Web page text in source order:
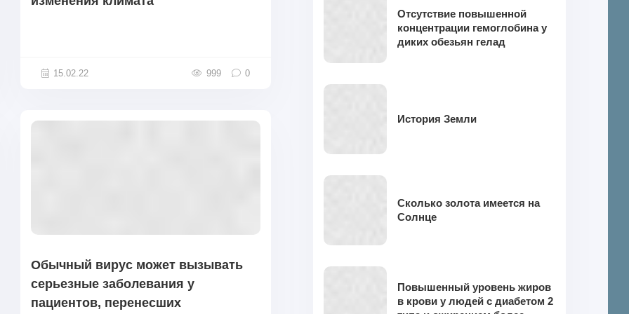
15.02.22 999 0
Обычный вирус может вызывать
серьезные заболевания у
пациентов, перенесших
Отсутствие повышенной
концентрации гемоглобина у
диких обезьян гелад
История Земли
Сколько золота имеется на
Солнце
Повышенный уровень жиров
в крови у людей с диабетом 2